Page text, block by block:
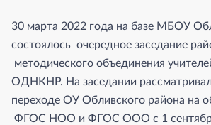
30 марта 2022 года на базе МБОУ
состоялось очередное заседание
методического объединения
ОДНКНР. На заседании
переходе ОУ Обливского района на
ФГОС НОО и ФГОС ООО с 1